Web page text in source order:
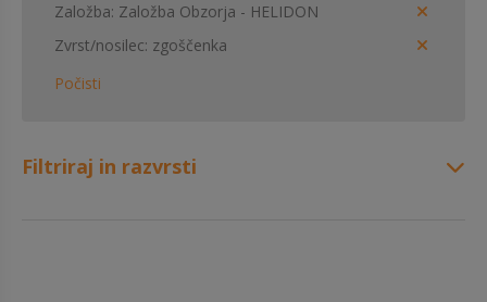
Založba Založba Obzorja - HELIDON
Zvrst/nosilec zgoščenka
Počisti
Filtriraj in razvrsti